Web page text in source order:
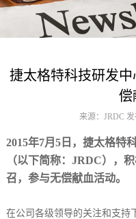
联系我们
捷太格特科技研发
偿
来源：JRDC
2015年7月5日，捷太格特
（以下简称：JRDC），
召，参与无偿献血活动。
在公司各级领导的关注和支持